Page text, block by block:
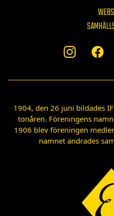
1904, den 26 juni bildades
tonåren. Föreningens
1906 blev föreningen
namnet ändrades